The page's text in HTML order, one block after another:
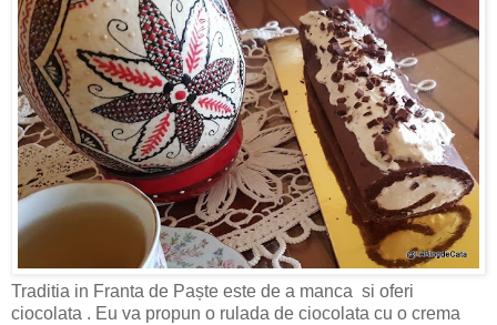
Traditia in Franta de Paște este de a manca si oferi
ciocolata . Eu va propun o rulada de ciocolata cu o crema